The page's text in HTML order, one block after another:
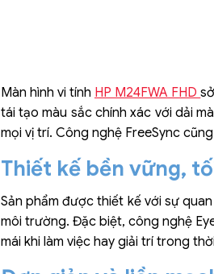
Màn hình vi tính HP M24FWA FHD
tái tạo màu sắc chính xác với dải
mọi vị trí. Công nghệ FreeSync
Thiết kế bền vững,
Sản phẩm được thiết kế với sự
môi trường. Đặc biệt, công nghệ
mái khi làm việc hay giải trí trong